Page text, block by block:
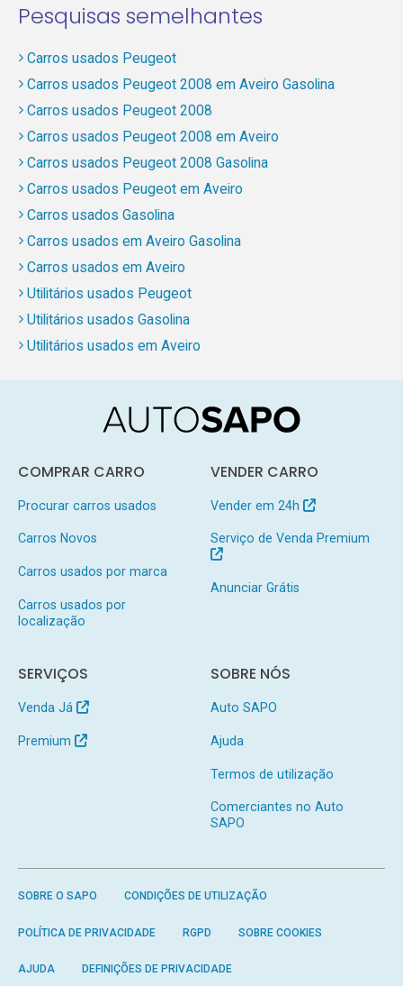
Pesquisas semelhantes
Carros usados Peugeot
Carros usados Peugeot 2008 em Aveiro Gasolina
Carros usados Peugeot 2008
Carros usados Peugeot 2008 em Aveiro
Carros usados Peugeot 2008 Gasolina
Carros usados Peugeot em Aveiro
Carros usados Gasolina
Carros usados em Aveiro Gasolina
Carros usados em Aveiro
Utilitários usados Peugeot
Utilitários usados Gasolina
Utilitários usados em Aveiro
COMPRAR CARRO
Procurar carros usados
Carros Novos
Carros usados por marca
Carros usados por
localização
VENDER CARRO
Vender em 24h
Serviço de Venda Premium
Anunciar Grátis
SERVIÇOS
Venda Já
Premium
SOBRE NÓS
Auto SAPO
Ajuda
Termos de utilização
Comerciantes no Auto
SAPO
SOBRE O SAPO CONDIÇÕES DE UTILIZAÇÃO
POLÍTICA DE PRIVACIDADE RGPD SOBRE COOKIES
AJUDA DEFINIÇÕES DE PRIVACIDADE